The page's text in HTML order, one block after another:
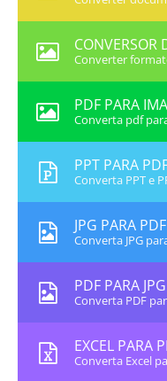
CONVERSOR
Converter
PDF PARA
Converta pdf
PPT PARA
Converta PPT e
JPG PARA PDF
Converta JPG
PDF PARA JPG
Converta PDF
EXCEL PARA
Converta Excel